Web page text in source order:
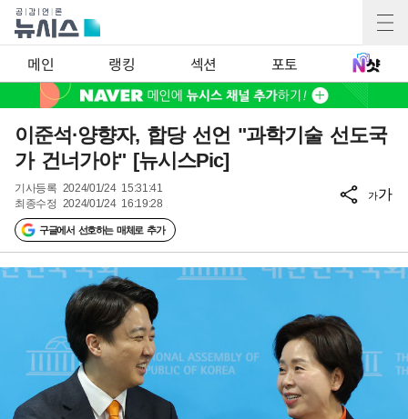
메인 랭킹 섹션 포토
이준석·양향자, 합당 선언 "과학기술 선도국
가 건너가야" [뉴시스Pic]
기사등록 2024/01/24 15:31:41
최종수정 2024/01/24 16:19:28
구글에서 선호하는 매체로 추가
가가